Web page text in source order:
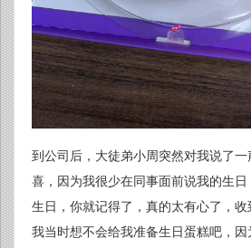
到公司后，大徒弟小周突然对我说了
喜，因为我很少在同事面前说我的生
生日，你就记得了，真的太有心了，收
我当时想不会给我准备生日蛋糕吧，因